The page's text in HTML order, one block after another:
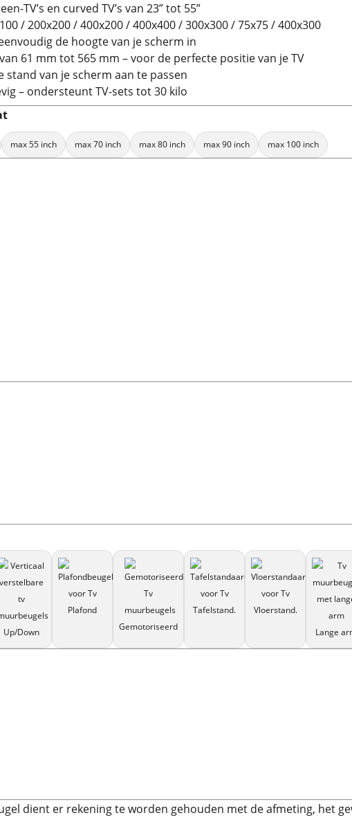
TV’s en curved TV’s van 23” tot 55”
/ 200x200 / 400x200 / 400x400 / 300x300 / 75x75 / 400x300
de hoogte van je scherm in
61 mm tot 565 mm – voor de perfecte positie van je TV
van je scherm aan te passen
– ondersteunt TV-sets tot 30 kilo
max 55 inch max 70 inch max 80 inch max 90 inch max 100 inch
Up/Down
Plafond
Gemotoriseerd
Tafelstand.
Vloerstand.
Lange
dient er rekening te worden gehouden met de afmeting, het